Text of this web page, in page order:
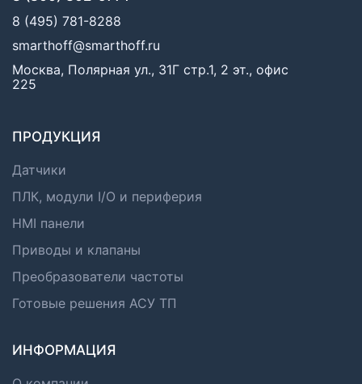
8 (495) 781-8288
smarthoff@smarthoff.ru
Москва, Полярная ул., 31Г стр.1, 2 эт., офис
225
ПРОДУКЦИЯ
Датчики
ПЛК, модули I/O и периферия
HMI панели
Приводы и клапаны
Преобразователи частоты
Готовые решения АСУ ТП
ИНФОРМАЦИЯ